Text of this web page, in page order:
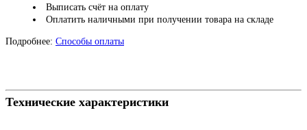
Выписать счёт на оплату
Оплатить наличными при получении товара на складе
Подробнее: Способы оплаты
Технические характеристики